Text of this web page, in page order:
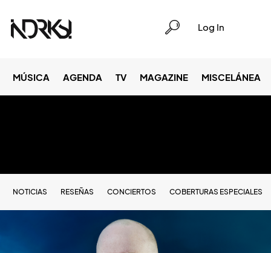
Log In
MÚSICA AGENDA TV MAGAZINE MISCELÁNEA
NOTICIAS RESEÑAS CONCIERTOS COBERTURAS ESPECIALES